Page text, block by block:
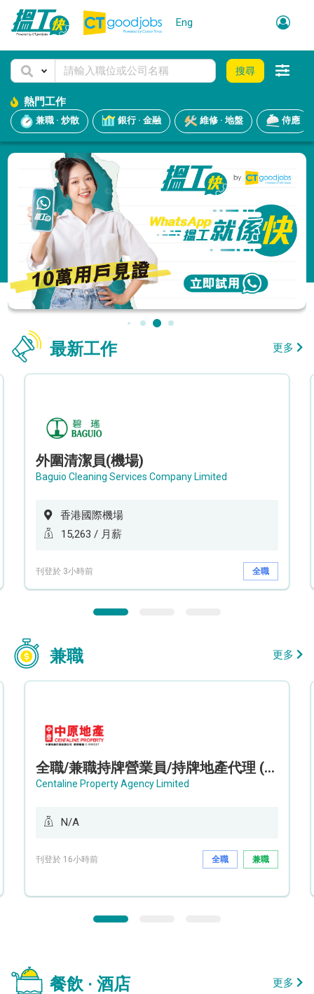
Eng
搜尋
熱門工作
兼職 · 炒散 銀行 · 金融 維修 · 地盤 侍應
最新工作 更多
外圍清潔員(機場)
Baguio Cleaning Services Company Limited
香港國際機場
15,263 / 月薪
刊登於 3小時前 全職
兼職 更多
全職/兼職持牌營業員/持牌地產代理 (長沙灣/將軍澳/油塘)
Centaline Property Agency Limited
N/A
刊登於 16小時前 全職 兼職
餐飲 · 酒店 更多